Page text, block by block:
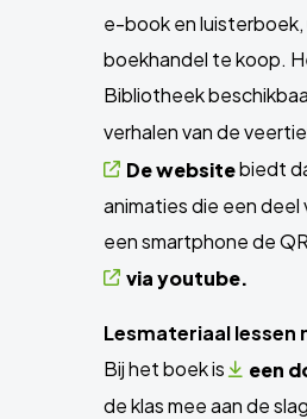
e-book en luisterboek,
boekhandel te koop.
Bibliotheek
verhalen van de
De websitebiedt
animaties die een deel
een smartphone de
via youtube.
Lesmateriaal lessen
Bij het boek is
een
de klas mee aan de